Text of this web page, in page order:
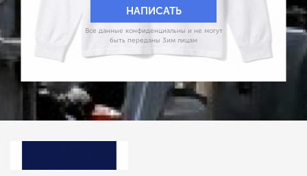
Все данные конфиденциальны и не могут
быть переданы 3им лицам